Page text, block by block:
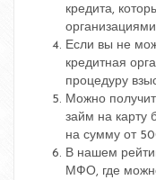
кредита,
Если вы не
кредитная
процедуру
Можно
займ на карту
на сумму от
В нашем
МФО, где